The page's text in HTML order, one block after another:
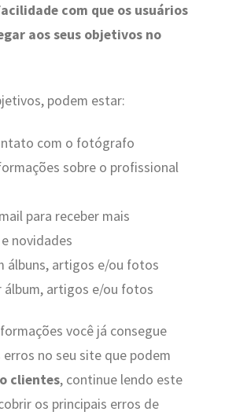
com que os usuários
aos seus objetivos no
podem estar:
com o fotógrafo
sobre o profissional
para receber mais
novidades
álbuns, artigos e/ou fotos
álbum, artigos e/ou fotos
você já consegue
no seu site que podem
clientes, continue lendo este
os principais erros de